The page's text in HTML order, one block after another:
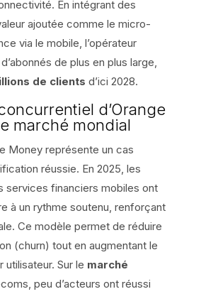
En intégrant des
ajoutée comme le micro-
via le mobile, l’opérateur
de plus en plus large,
de clients d’ici 2028.
d’Orange
marché mondial
Money représente un cas
réussie. En 2025, les
services financiers mobiles ont
à un rythme soutenu, renforçant
Ce modèle permet de réduire
(churn) tout en augmentant le
utilisateur. Sur le marché
peu d’acteurs ont réussi